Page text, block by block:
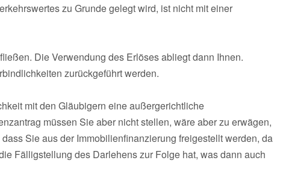
zu Grunde gelegt wird, ist nicht mit einer
Die Verwendung des Erlöses abliegt dann Ihnen.
zurückgeführt werden.
mit den Gläubigern eine außergerichtliche
müssen Sie aber nicht stellen, wäre aber zu erwägen,
Sie aus der Immobilienfinanzierung freigestellt werden, da
Fälligstellung des Darlehens zur Folge hat, was dann auch